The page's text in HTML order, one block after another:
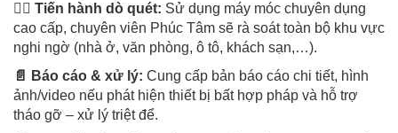
🕵️‍♂️ Tiến hành dò quét: Sử dụng máy móc chuyên dụng
cao cấp, chuyên viên Phúc Tâm sẽ rà soát toàn bộ khu vực
nghi ngờ (nhà ở, văn phòng, ô tô, khách sạn,…).
📄 Báo cáo & xử lý: Cung cấp bản báo cáo chi tiết, hình
ảnh/video nếu phát hiện thiết bị bất hợp pháp và hỗ trợ
tháo gỡ – xử lý triệt để.